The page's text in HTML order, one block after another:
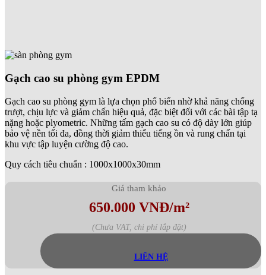
Gạch cao su phòng gym EPDM
Gạch cao su phòng gym là lựa chọn phổ biến nhờ khả năng chống
trượt, chịu lực và giảm chấn hiệu quả, đặc biệt đối với các bài tập tạ
nặng hoặc plyometric. Những tấm gạch cao su có độ dày lớn giúp
bảo vệ nền tối đa, đồng thời giảm thiểu tiếng ồn và rung chấn tại
khu vực tập luyện cường độ cao.
Quy cách tiêu chuẩn : 1000x1000x30mm
Giá tham khảo
650.000 VNĐ/m²
(Chưa VAT, chi phí lắp đặt)
LIÊN HỆ